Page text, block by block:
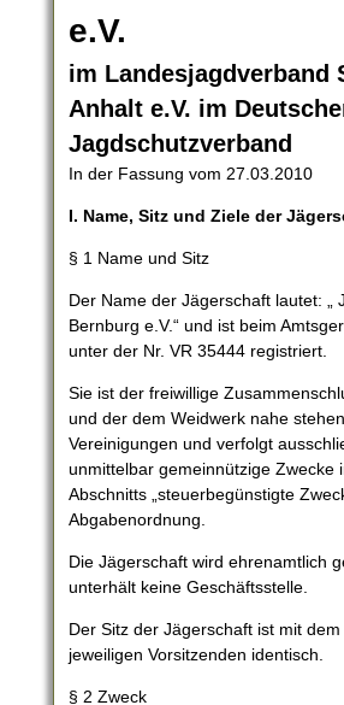
e.V.
im Landesjagdverband
Anhalt e.V. im
Jagdschutzverband
In der Fassung vom 27.03.2010
I. Name, Sitz und Ziele der
§ 1 Name und Sitz
Der Name der Jägerschaft lautet: „
Bernburg e.V.“ und ist beim
unter der Nr. VR 35444 registriert.
Sie ist der freiwillige
und der dem Weidwerk nahe
Vereinigungen und verfolgt
unmittelbar gemeinnützige Zwecke
Abschnitts „steuerbegünstigte
Abgabenordnung.
Die Jägerschaft wird ehrenamtlich
unterhält keine Geschäftsstelle.
Der Sitz der Jägerschaft ist mit
jeweiligen Vorsitzenden identisch.
§ 2 Zweck